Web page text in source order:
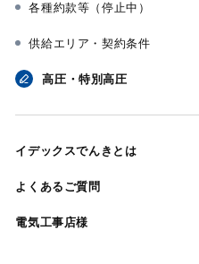
各種約款等（停止中）
供給エリア・契約条件
高圧・特別高圧
イデックスでんきとは
よくあるご質問
電気工事店様